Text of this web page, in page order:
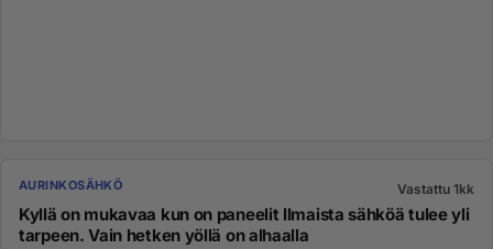
AURINKOSÄHKÖ Vastattu 1kk
Kyllä on mukavaa kun on paneelit Ilmaista sähköä tulee yli
tarpeen. Vain hetken yöllä on alhaalla